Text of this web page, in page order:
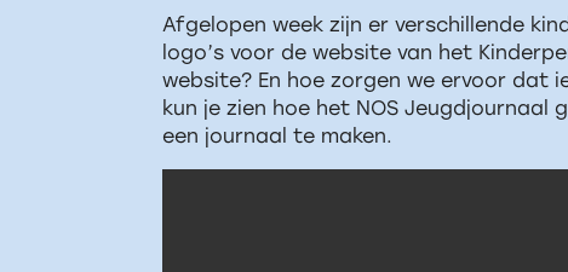
Afgelopen week zijn er verschillende
logo’s voor de website van het
website? En hoe zorgen we ervoor dat
kun je zien hoe het NOS
een journaal te maken.